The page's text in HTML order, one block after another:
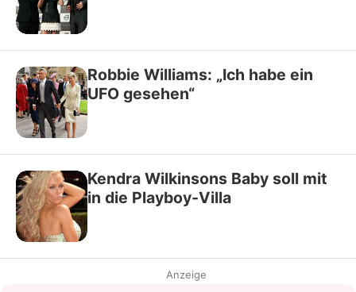
Robbie Williams: „Ich habe ein
UFO gesehen“
Kendra Wilkinsons Baby soll mit
in die Playboy-Villa
Anzeige